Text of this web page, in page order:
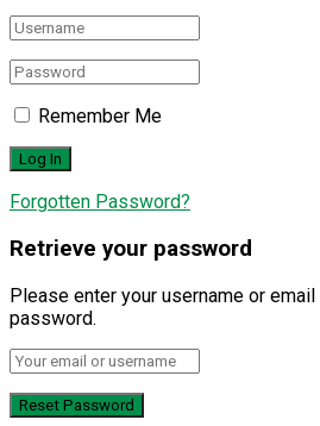
Remember Me
Forgotten Password?
Retrieve your password
Please enter your username or
password.